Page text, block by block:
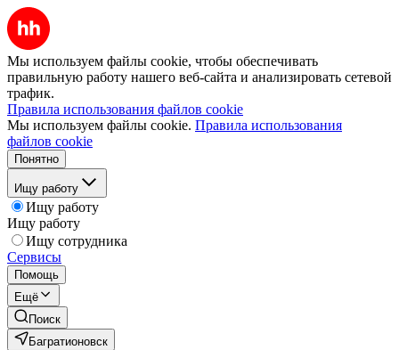
Мы используем файлы cookie, чтобы обеспечивать
правильную работу нашего веб-сайта и анализировать сетевой
трафик.
Правила использования файлов cookie
Мы используем файлы cookie. Правила использования
файлов cookie
Понятно
Ищу работу
Ищу работу
Ищу работу
Ищу сотрудника
Сервисы
Помощь
Ещё
Поиск
Багратионовск